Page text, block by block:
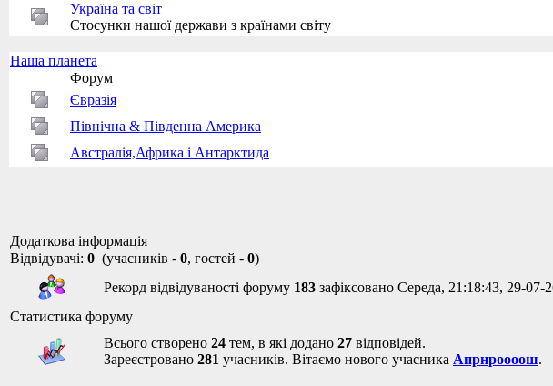
Україна та світ
Стосунки нашої держави з країнами світу
Наша планета
Форум
Євразія
Північна & Південна Америка
Австралія,Африка і Антарктида
Додаткова інформація
Відвідувачі: 0 (учасників - 0, гостей - 0)
Рекорд відвідуваності форуму 183 зафіксовано Середа, 21:18:43, 29-07-
Статистика форуму
Всього створено 24 тем, в які додано 27 відповідей.
Зареєстровано 281 учасників. Вітаємо нового учасника Апрнроооош.